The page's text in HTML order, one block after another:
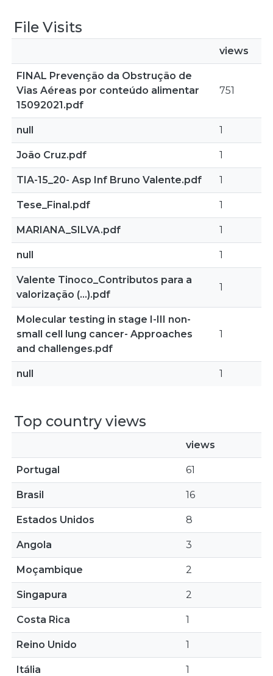
File Visits
views
FINAL Prevenção da Obstrução de
Vias Aéreas por conteúdo alimentar
15092021.pdf
751
null 1
João Cruz.pdf 1
TIA-15_20- Asp Inf Bruno Valente.pdf 1
Tese_Final.pdf 1
MARIANA_SILVA.pdf 1
null 1
Valente Tinoco_Contributos para a
valorização (...).pdf
1
Molecular testing in stage I-III non-
small cell lung cancer- Approaches
and challenges.pdf
1
null 1
Top country views
views
Portugal 61
Brasil 16
Estados Unidos 8
Angola 3
Moçambique 2
Singapura 2
Costa Rica 1
Reino Unido 1
Itália 1